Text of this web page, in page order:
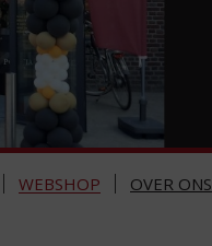
WEBSHOP OVER ONS